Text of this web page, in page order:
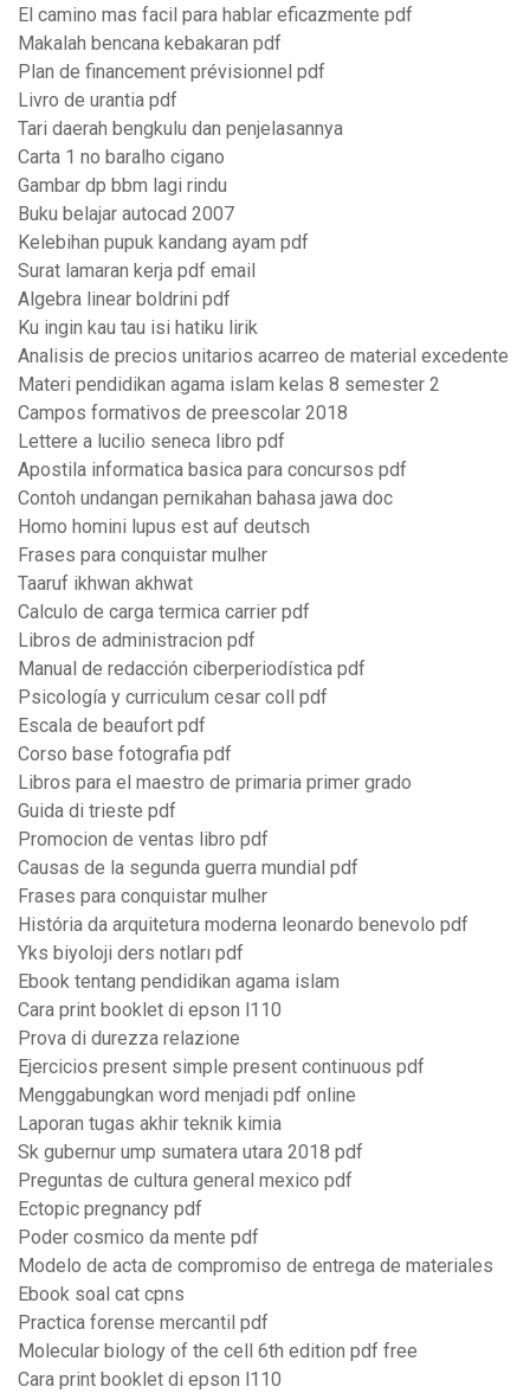
El camino mas facil para hablar eficazmente pdf
Makalah bencana kebakaran pdf
Plan de financement prévisionnel pdf
Livro de urantia pdf
Tari daerah bengkulu dan penjelasannya
Carta 1 no baralho cigano
Gambar dp bbm lagi rindu
Buku belajar autocad 2007
Kelebihan pupuk kandang ayam pdf
Surat lamaran kerja pdf email
Algebra linear boldrini pdf
Ku ingin kau tau isi hatiku lirik
Analisis de precios unitarios acarreo de material excedente
Materi pendidikan agama islam kelas 8 semester 2
Campos formativos de preescolar 2018
Lettere a lucilio seneca libro pdf
Apostila informatica basica para concursos pdf
Contoh undangan pernikahan bahasa jawa doc
Homo homini lupus est auf deutsch
Frases para conquistar mulher
Taaruf ikhwan akhwat
Calculo de carga termica carrier pdf
Libros de administracion pdf
Manual de redacción ciberperiodística pdf
Psicología y curriculum cesar coll pdf
Escala de beaufort pdf
Corso base fotografia pdf
Libros para el maestro de primaria primer grado
Guida di trieste pdf
Promocion de ventas libro pdf
Causas de la segunda guerra mundial pdf
Frases para conquistar mulher
História da arquitetura moderna leonardo benevolo pdf
Yks biyoloji ders notları pdf
Ebook tentang pendidikan agama islam
Cara print booklet di epson l110
Prova di durezza relazione
Ejercicios present simple present continuous pdf
Menggabungkan word menjadi pdf online
Laporan tugas akhir teknik kimia
Sk gubernur ump sumatera utara 2018 pdf
Preguntas de cultura general mexico pdf
Ectopic pregnancy pdf
Poder cosmico da mente pdf
Modelo de acta de compromiso de entrega de materiales
Ebook soal cat cpns
Practica forense mercantil pdf
Molecular biology of the cell 6th edition pdf free
Cara print booklet di epson l110